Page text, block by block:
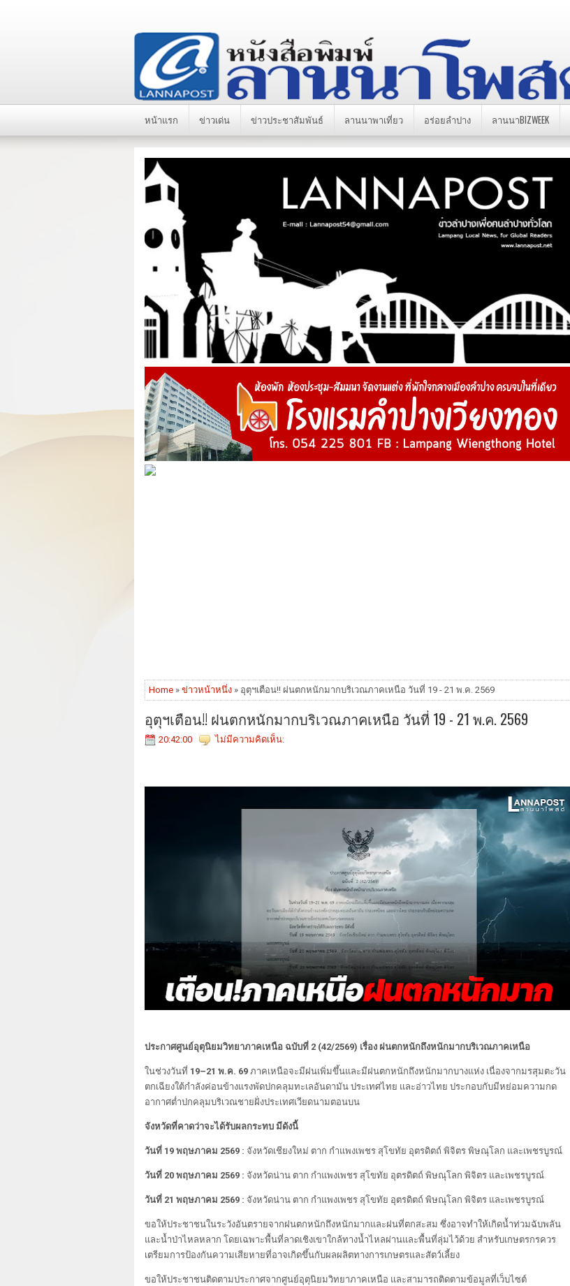
หน้าแรก ข่าวเด่น ข่าวประชาสัมพันธ์ ลานนาพาเที่ยว อร่อยลำปาง ลานนาBIZWEEK
Home » ข่าวหน้าหนึ่ง » อุตุฯเตือน!! ฝนตกหนักมากบริเวณภาคเหนือ วันที่ 19 - 21 พ.ค. 2569
อุตุฯเตือน!! ฝนตกหนักมากบริเวณภาคเหนือ วันที่ 19 - 21 พ.ค. 2569
20:42:00 ไม่มีความคิดเห็น:
ประกาศศูนย์อุตุนิยมวิทยาภาคเหนือ ฉบับที่ 2 (42/2569) เรื่อง ฝนตกหนักถึงหนักมากบริเวณภาคเหนือ
ในช่วงวันที่ 19–21 พ.ค. 69 ภาคเหนือจะมีฝนเพิ่มขึ้นและมีฝนตกหนักถึงหนักมากบางแห่ง เนื่องจากมรสุมตะวัน
ตกเฉียงใต้กำลังค่อนข้างแรงพัดปกคลุมทะเลอันดามัน ประเทศไทย และอ่าวไทย ประกอบกับมีหย่อมความกด
อากาศต่ำปกคลุมบริเวณชายฝั่งประเทศเวียดนามตอนบน
จังหวัดที่คาดว่าจะได้รับผลกระทบ มีดังนี้
วันที่ 19 พฤษภาคม 2569 : จังหวัดเชียงใหม่ ตาก กำแพงเพชร สุโขทัย อุตรดิตถ์ พิจิตร พิษณุโลก และเพชรบูรณ์
วันที่ 20 พฤษภาคม 2569 : จังหวัดน่าน ตาก กำแพงเพชร สุโขทัย อุตรดิตถ์ พิษณุโลก พิจิตร และเพชรบูรณ์
วันที่ 21 พฤษภาคม 2569 : จังหวัดน่าน ตาก กำแพงเพชร สุโขทัย อุตรดิตถ์ พิษณุโลก พิจิตร และเพชรบูรณ์
ขอให้ประชาชนในระวังอันตรายจากฝนตกหนักถึงหนักมากและฝนที่ตกสะสม ซึ่งอาจทำให้เกิดน้ำท่วมฉับพลัน
และน้ำป่าไหลหลาก โดยเฉพาะพื้นที่ลาดเชิงเขาใกล้ทางน้ำไหลผ่านและพื้นที่ลุ่มไว้ด้วย สำหรับเกษตรกรควร
เตรียมการป้องกันความเสียหายที่อาจเกิดขึ้นกับผลผลิตทางการเกษตรและสัตว์เลี้ยง
ขอให้ประชาชนติดตามประกาศจากศูนย์อุตุนิยมวิทยาภาคเหนือ และสามารถติดตามข้อมูลที่เว็บไซต์